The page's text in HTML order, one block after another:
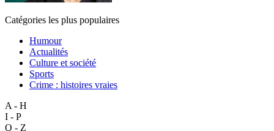
Catégories les plus populaires
Humour
Actualités
Culture et société
Sports
Crime : histoires vraies
A - H
I - P
Q - Z